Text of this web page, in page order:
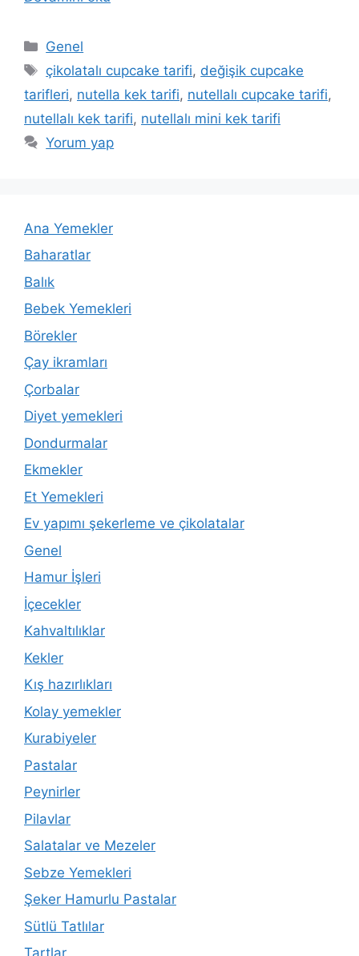
Kategoriler
Genel
Etiketler
çikolatalı cupcake tarifi, değişik cupcake
tarifleri, nutella kek tarifi, nutellalı cupcake tarifi,
nutellalı kek tarifi, nutellalı mini kek tarifi
Yorum yap
Ana Yemekler
Baharatlar
Balık
Bebek Yemekleri
Börekler
Çay ikramları
Çorbalar
Diyet yemekleri
Dondurmalar
Ekmekler
Et Yemekleri
Ev yapımı şekerleme ve çikolatalar
Genel
Hamur İşleri
İçecekler
Kahvaltılıklar
Kekler
Kış hazırlıkları
Kolay yemekler
Kurabiyeler
Pastalar
Peynirler
Pilavlar
Salatalar ve Mezeler
Sebze Yemekleri
Şeker Hamurlu Pastalar
Sütlü Tatlılar